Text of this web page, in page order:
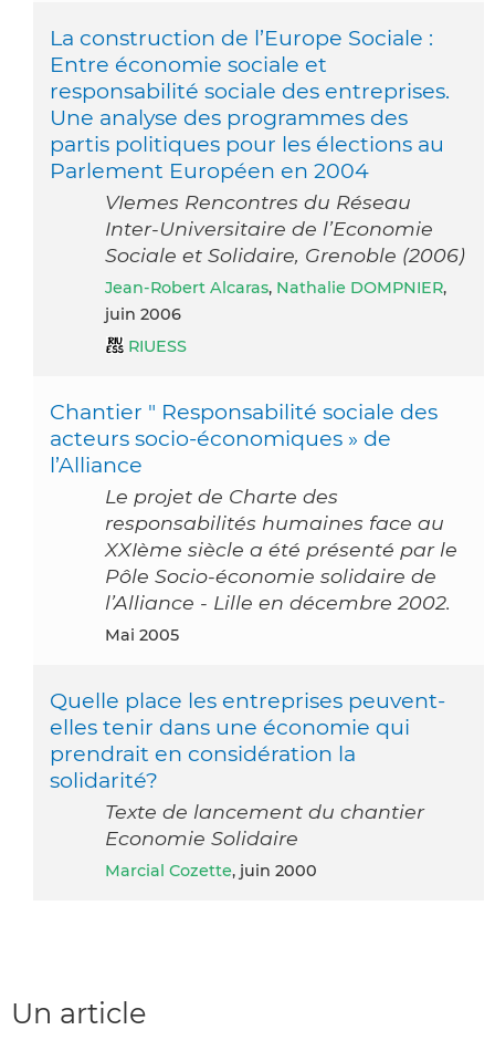
La construction de l’Europe Sociale :
Entre économie sociale et
responsabilité sociale des entreprises.
Une analyse des programmes des
partis politiques pour les élections au
Parlement Européen en 2004
VIemes Rencontres du Réseau
Inter-Universitaire de l’Economie
Sociale et Solidaire, Grenoble (2006)
Jean-Robert Alcaras, Nathalie DOMPNIER,
juin 2006
RIUESS
Chantier " Responsabilité sociale des
acteurs socio-économiques » de
l’Alliance
Le projet de Charte des
responsabilités humaines face au
XXIème siècle a été présenté par le
Pôle Socio-économie solidaire de
l’Alliance - Lille en décembre 2002.
mai 2005
Quelle place les entreprises peuvent-
elles tenir dans une économie qui
prendrait en considération la
solidarité?
Texte de lancement du chantier
Economie Solidaire
Marcial Cozette, juin 2000
Un article